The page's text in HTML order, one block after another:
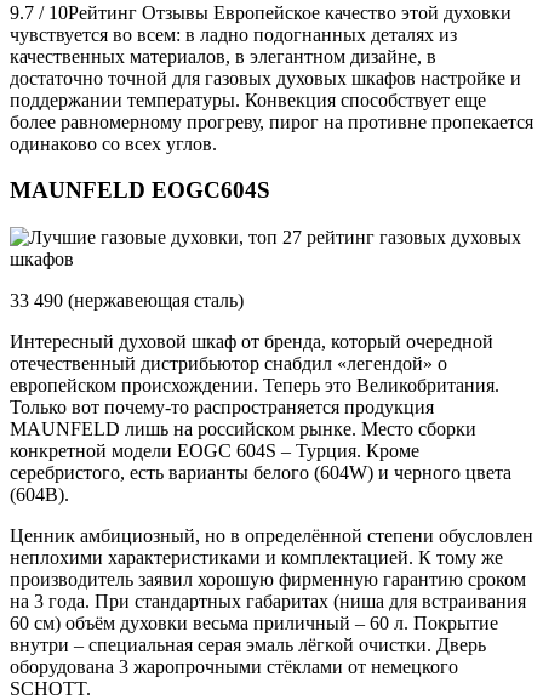
9.7 / 10Рейтинг Отзывы Европейское качество этой духовки
чувствуется во всем: в ладно подогнанных деталях из
качественных материалов, в элегантном дизайне, в
достаточно точной для газовых духовых шкафов настройке и
поддержании температуры. Конвекция способствует еще
более равномерному прогреву, пирог на противне пропекается
одинаково со всех углов.
MAUNFELD EOGC604S
33 490 (нержавеющая сталь)
Интересный духовой шкаф от бренда, который очередной
отечественный дистрибьютор снабдил «легендой» о
европейском происхождении. Теперь это Великобритания.
Только вот почему-то распространяется продукция
MAUNFELD лишь на российском рынке. Место сборки
конкретной модели EOGC 604S – Турция. Кроме
серебристого, есть варианты белого (604W) и черного цвета
(604B).
Ценник амбициозный, но в определённой степени обусловлен
неплохими характеристиками и комплектацией. К тому же
производитель заявил хорошую фирменную гарантию сроком
на 3 года. При стандартных габаритах (ниша для встраивания
60 см) объём духовки весьма приличный – 60 л. Покрытие
внутри – специальная серая эмаль лёгкой очистки. Дверь
оборудована 3 жаропрочными стёклами от немецкого
SCHOTT.